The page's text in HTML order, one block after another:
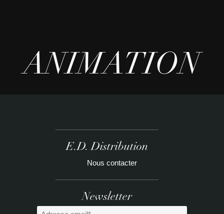
ANIMATION
E.D. Distribution
Nous contacter
Newsletter